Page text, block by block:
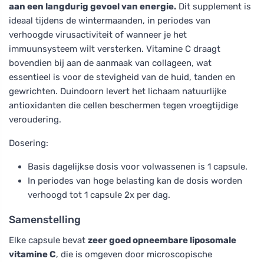
aan een langdurig gevoel van energie. Dit supplement is
ideaal tijdens de wintermaanden, in periodes van
verhoogde virusactiviteit of wanneer je het
immuunsysteem wilt versterken. Vitamine C draagt
bovendien bij aan de aanmaak van collageen, wat
essentieel is voor de stevigheid van de huid, tanden en
gewrichten. Duindoorn levert het lichaam natuurlijke
antioxidanten die cellen beschermen tegen vroegtijdige
veroudering.
Dosering:
Basis dagelijkse dosis voor volwassenen is 1 capsule.
In periodes van hoge belasting kan de dosis worden
verhoogd tot 1 capsule 2x per dag.
Samenstelling
Elke capsule bevat zeer goed opneembare liposomale
vitamine C, die is omgeven door microscopische